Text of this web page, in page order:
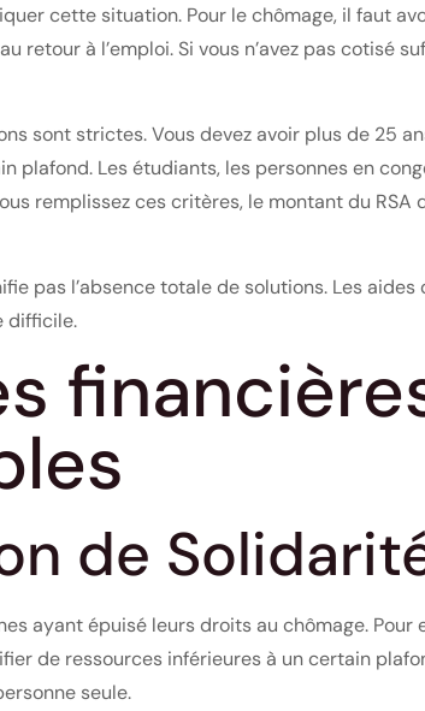
cette situation. Pour le chômage, il faut
retour à l’emploi. Si vous n’avez pas cotisé
sont strictes. Vous devez avoir plus de 25
plafond. Les étudiants, les personnes en
remplissez ces critères, le montant du
pas l’absence totale de solutions. Les
difficile.
de
ayant épuisé leurs droits au chômage.
de ressources inférieures à un certain
seule.